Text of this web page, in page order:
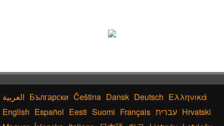
Български Čeština Dansk Deutsch Ελληνικά
English Español Eesti Suomi Français עברית Hrvatski